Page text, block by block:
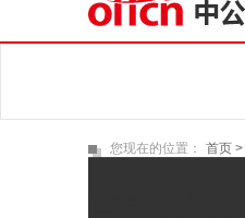
您现在的位置： 首页 >